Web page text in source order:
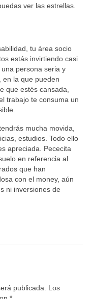
ver las estrellas.
tu área socio
estás invirtiendo casi
persona seria y
en la que pueden
que estés cansada,
trabajo te consuma un
mucha movida,
estudios. Todo ello
apreciada. Pececita
en referencia al
que han
con el money, aún
ni inversiones de
publicada.
Los